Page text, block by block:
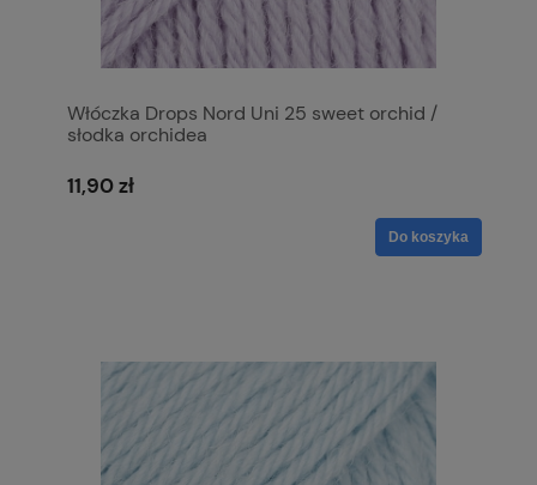
Włóczka Drops Nord Uni 25 sweet orchid /
słodka orchidea
11,90 zł
Do koszyka